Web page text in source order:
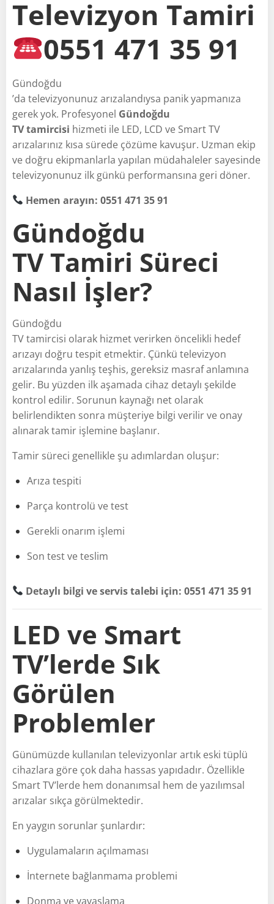
Televizyon Tamiri
0551 471 35 91
Gündoğdu
’da televizyonunuz arızalandıysa panik yapmanıza
gerek yok. Profesyonel Gündoğdu
TV tamircisi hizmeti ile LED, LCD ve Smart TV
arızalarınız kısa sürede çözüme kavuşur. Uzman ekip
ve doğru ekipmanlarla yapılan müdahaleler sayesinde
televizyonunuz ilk günkü performansına geri döner.
Hemen arayın: 0551 471 35 91
Gündoğdu
TV Tamiri Süreci
Nasıl İşler?
Gündoğdu
TV tamircisi olarak hizmet verirken öncelikli hedef
arızayı doğru tespit etmektir. Çünkü televizyon
arızalarında yanlış teşhis, gereksiz masraf anlamına
gelir. Bu yüzden ilk aşamada cihaz detaylı şekilde
kontrol edilir. Sorunun kaynağı net olarak
belirlendikten sonra müşteriye bilgi verilir ve onay
alınarak tamir işlemine başlanır.
Tamir süreci genellikle şu adımlardan oluşur:
Arıza tespiti
Parça kontrolü ve test
Gerekli onarım işlemi
Son test ve teslim
Detaylı bilgi ve servis talebi için: 0551 471 35 91
LED ve Smart
TV’lerde Sık
Görülen
Problemler
Günümüzde kullanılan televizyonlar artık eski tüplü
cihazlara göre çok daha hassas yapıdadır. Özellikle
Smart TV’lerde hem donanımsal hem de yazılımsal
arızalar sıkça görülmektedir.
En yaygın sorunlar şunlardır:
Uygulamaların açılmaması
İnternete bağlanmama problemi
Donma ve yavaşlama